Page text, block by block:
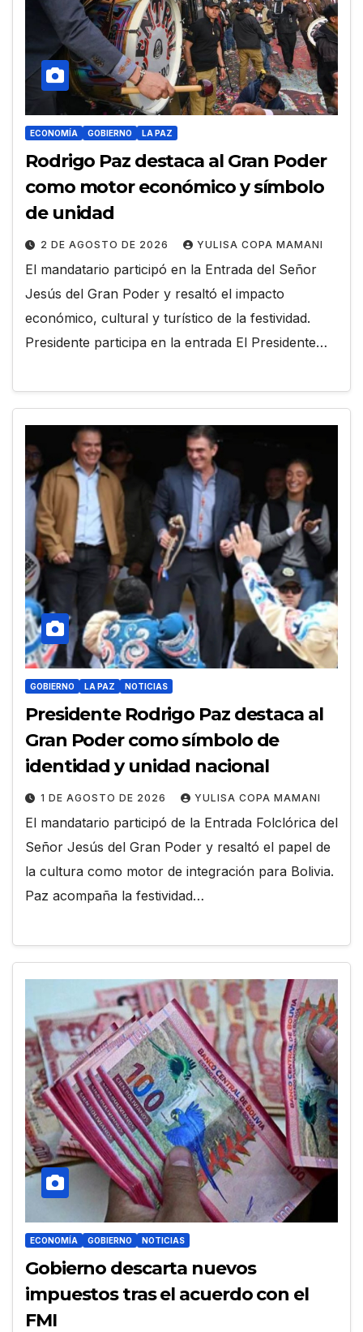
ECONOMÍA GOBIERNO LA PAZ
Rodrigo Paz destaca al Gran Poder
como motor económico y símbolo
de unidad
2 DE AGOSTO DE 2026 YULISA COPA MAMANI
El mandatario participó en la Entrada del Señor
Jesús del Gran Poder y resaltó el impacto
económico, cultural y turístico de la festividad.
Presidente participa en la entrada El Presidente…
GOBIERNO LA PAZ NOTICIAS
Presidente Rodrigo Paz destaca al
Gran Poder como símbolo de
identidad y unidad nacional
1 DE AGOSTO DE 2026 YULISA COPA MAMANI
El mandatario participó de la Entrada Folclórica del
Señor Jesús del Gran Poder y resaltó el papel de
la cultura como motor de integración para Bolivia.
Paz acompaña la festividad…
ECONOMÍA GOBIERNO NOTICIAS
Gobierno descarta nuevos
impuestos tras el acuerdo con el
FMI